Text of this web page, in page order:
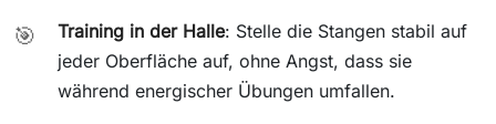
🎯 Training in der Halle: Stelle die Stangen stabil auf
jeder Oberfläche auf, ohne Angst, dass sie
während energischer Übungen umfallen.